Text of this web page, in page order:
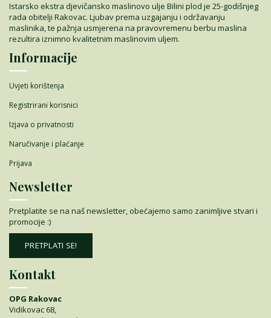
Istarsko ekstra djevičansko maslinovo ulje Bilini plod je 25-godišnjeg
rada obitelji Rakovac. Ljubav prema uzgajanju i održavanju
maslinika, te pažnja usmjerena na pravovremenu berbu maslina
rezultira iznimno kvalitetnim maslinovim uljem.
Informacije
Uvjeti korištenja
Registrirani korisnici
Izjava o privatnosti
Naručivanje i plaćanje
Prijava
Newsletter
Pretplatite se na naš newsletter, obećajemo samo zanimljive stvari i
promocije :)
PRETPLATI SE!
Kontakt
OPG Rakovac
Vidikovac 68,